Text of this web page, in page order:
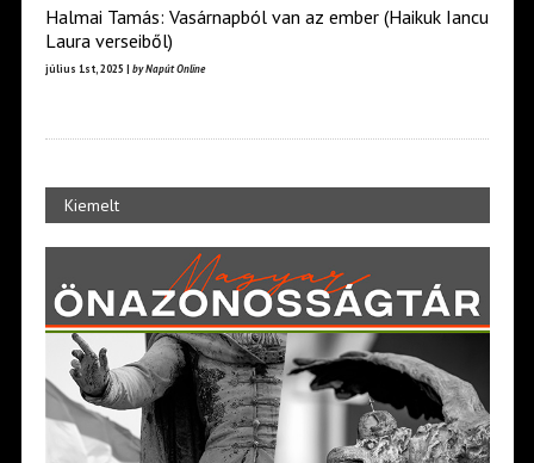
Halmai Tamás: Vasárnapból van az ember (Haikuk Iancu
Laura verseiből)
július 1st, 2025 | by Napút Online
Kiemelt